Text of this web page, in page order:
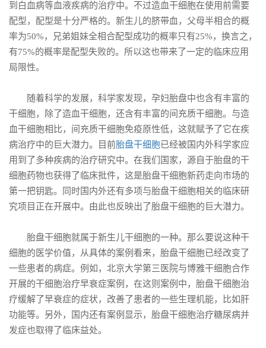
到白血病等血液疾病的治疗中。不过造血干细胞在使用前需要
配型，配型是十分严格的。新生儿的脐带血，父母半相合的概
率为50%，兄弟姐妹全相合配型成功的概率只有25%，换言之，
有75%的概率是配型失败的。所以这也带来了一定的临床应用
局限性。
随着科学的发展，科学家发现，孕妇胎盘中也含有丰富的
干细胞，除了造血干细胞，还含有丰富的间充质干细胞。与造
血干细胞相比，间充质干细胞免疫原性低，这就赋予了它在疾
病治疗中的巨大潜力。目前胎盘干细胞已经被国内外科学家应
用到了多种疾病的治疗研究中。在我们国家，源自于胎盘的干
细胞药物也获得了临床批件，这是胎盘干细胞新药走向市场的
第一把钥匙。同时国内外还有多项与胎盘干细胞相关的临床研
究项目正在开展中。由此也反映出了胎盘干细胞的巨大潜力。
胎盘干细胞就属于新生儿干细胞的一种。那么要说这种干
细胞的医学价值，从具体的案例看来，胎盘干细胞已经改变了
一些患者的病症。例如，北京大学第三医院与博雅干细胞合作
开展的干细胞治疗早衰症案例，在这则案例中，胎盘干细胞治
疗缓解了早衰症的症状，改善了患者的一些生理机能，比如肝
功能等。另外，国内还有案例显示，胎盘干细胞治疗糖尿病并
发症也取得了临床益处。